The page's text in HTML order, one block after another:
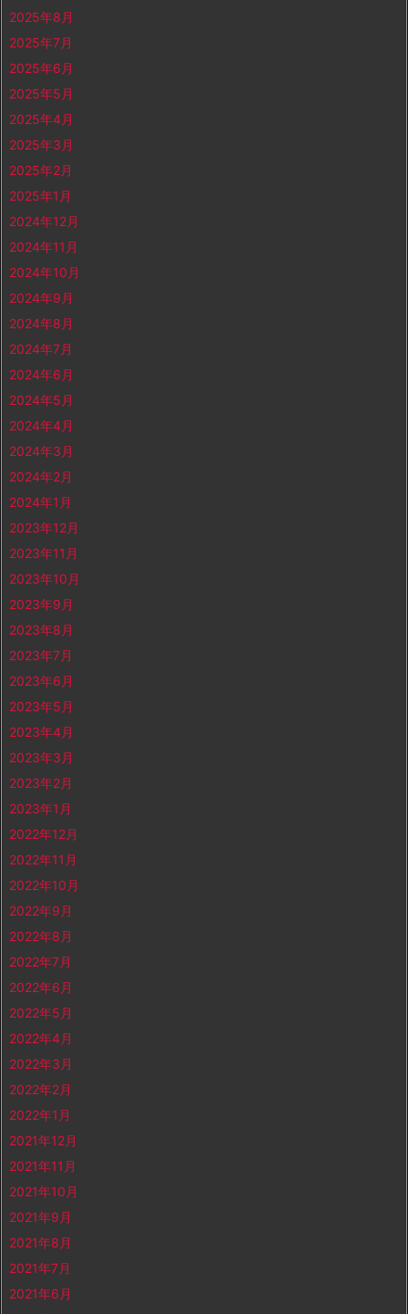
2025年8月
2025年7月
2025年6月
2025年5月
2025年4月
2025年3月
2025年2月
2025年1月
2024年12月
2024年11月
2024年10月
2024年9月
2024年8月
2024年7月
2024年6月
2024年5月
2024年4月
2024年3月
2024年2月
2024年1月
2023年12月
2023年11月
2023年10月
2023年9月
2023年8月
2023年7月
2023年6月
2023年5月
2023年4月
2023年3月
2023年2月
2023年1月
2022年12月
2022年11月
2022年10月
2022年9月
2022年8月
2022年7月
2022年6月
2022年5月
2022年4月
2022年3月
2022年2月
2022年1月
2021年12月
2021年11月
2021年10月
2021年9月
2021年8月
2021年7月
2021年6月